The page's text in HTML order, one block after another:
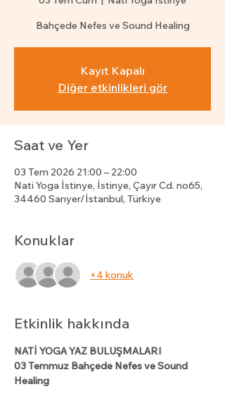
Bahçede Nefes ve Sound Healing
Kayıt Kapalı
Diğer etkinlikleri gör
Saat ve Yer
03 Tem 2026 21:00 – 22:00
Nati Yoga İstinye, İstinye, Çayır Cd. no65,
34460 Sarıyer/İstanbul, Türkiye
Konuklar
+4 konuk
Etkinlik hakkında
NATİ YOGA YAZ BULUŞMALARI
03 Temmuz Bahçede Nefes ve Sound
Healing